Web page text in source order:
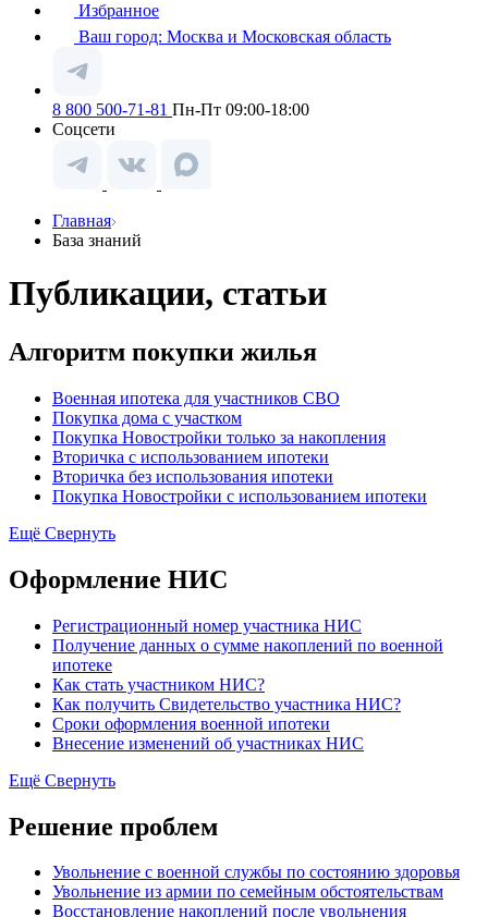
Избранное
Ваш город: Москва и Московская область
8 800 500-71-81 Пн-Пт 09:00-18:00
Соцсети
Главная
База знаний
Публикации, статьи
Алгоритм покупки жилья
Военная ипотека для участников СВО
Покупка дома с участком
Покупка Новостройки только за накопления
Вторичка с использованием ипотеки
Вторичка без использования ипотеки
Покупка Новостройки с использованием ипотеки
Ещё Свернуть
Оформление НИС
Регистрационный номер участника НИС
Получение данных о сумме накоплений по военной
ипотеке
Как стать участником НИС?
Как получить Свидетельство участника НИС?
Сроки оформления военной ипотеки
Внесение изменений об участниках НИС
Ещё Свернуть
Решение проблем
Увольнение с военной службы по состоянию здоровья
Увольнение из армии по семейным обстоятельствам
Восстановление накоплений после увольнения